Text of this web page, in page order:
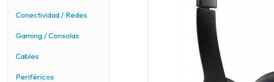
Conectividad / Redes
Gaming / Consolas
Cables
Periféricos